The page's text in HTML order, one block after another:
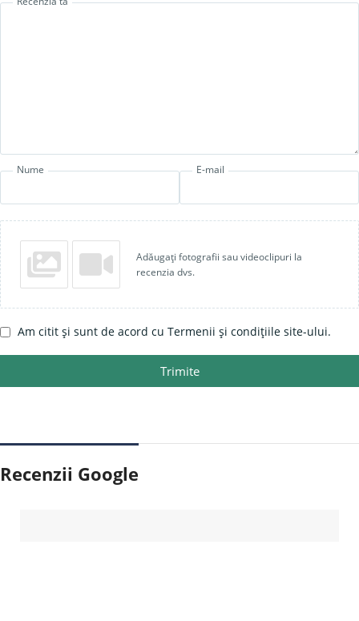
Nume E-mail
Adăugați fotografii sau videoclipuri la
recenzia dvs.
Am citit și sunt de acord cu Termenii și condițiile site-ului.
Trimite
Recenzii Google